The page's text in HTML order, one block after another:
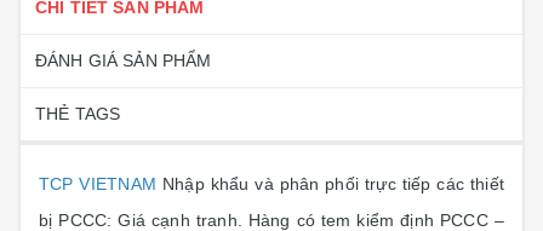
CHI TIẾT SẢN PHẨM
ĐÁNH GIÁ SẢN PHẨM
THẺ TAGS
TCP VIETNAM Nhập khẩu và phân phối trực tiếp các thiết
bị PCCC: Giá cạnh tranh. Hàng có tem kiểm định PCCC –